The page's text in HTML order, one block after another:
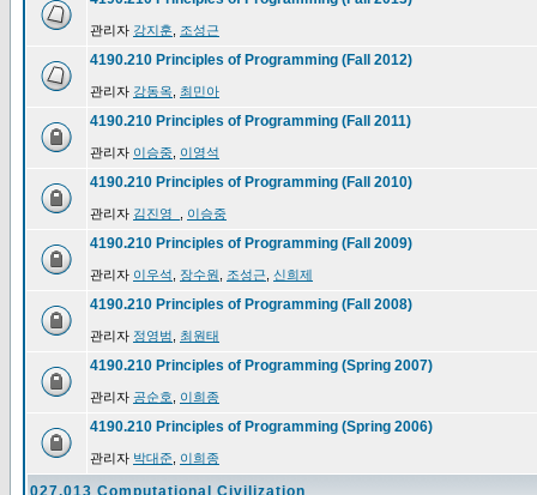
관리자 강지훈 조성근
4190.210 Principles of Programming (Fall 2012)
관리자 강동옥 최민아
4190.210 Principles of Programming (Fall 2011)
관리자 이승중 이영석
4190.210 Principles of Programming (Fall 2010)
관리자 김진영_ 이승중
4190.210 Principles of Programming (Fall 2009)
관리자 이우석 장수원 조성근 신희제
4190.210 Principles of Programming (Fall 2008)
관리자 정영범 최원태
4190.210 Principles of Programming (Spring 2007)
관리자 공순호 이희종
4190.210 Principles of Programming (Spring 2006)
관리자 박대준 이희종
027.013 Computational Civilization